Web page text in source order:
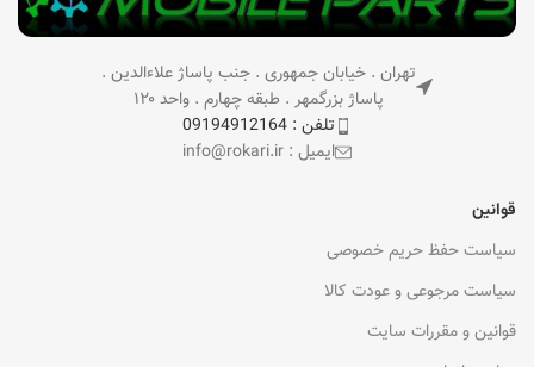
تهران . خیابان جمهوری . جنب پاساژ علاءالدین .
پاساژ بزرگمهر . طبقه چهارم . واحد ۱۲۰
تلفن : 09194912164
ایمیل : info@rokari.ir
قوانین
سیاست حفظ حریم خصوصی
سیاست مرجوعی و عودت کالا
قوانین و مقررات سایت